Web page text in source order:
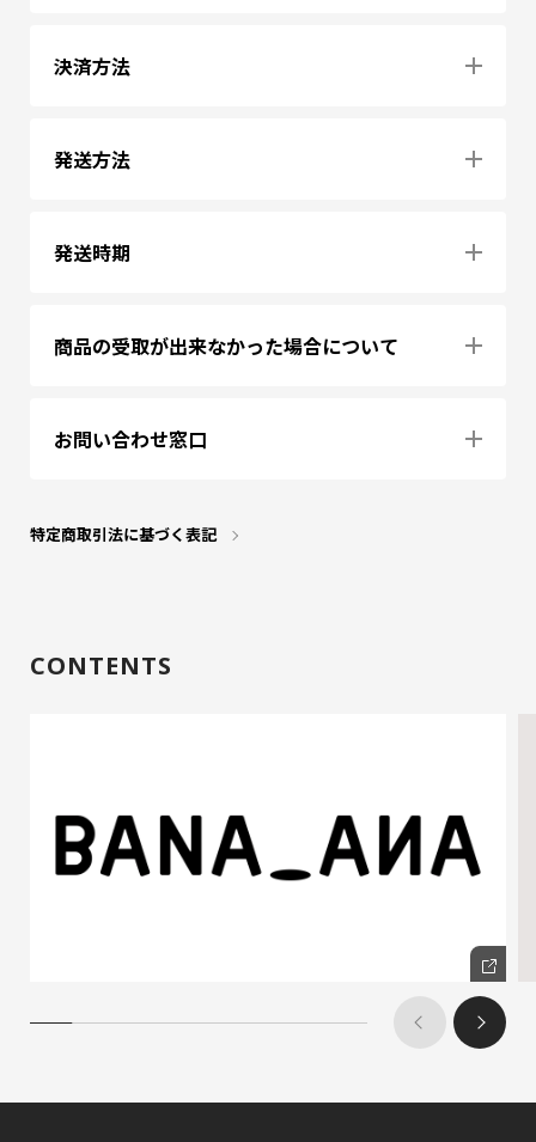
決済方法
発送方法
発送時期
商品の受取が出来なかった場合について
お問い合わせ窓口
特定商取引法に基づく表記
CONTENTS